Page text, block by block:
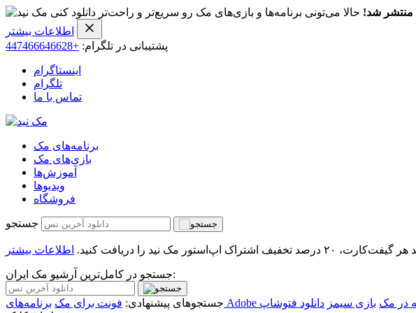
منتشر شد! حالا می‌تونی برنامه‌ها و بازی‌های مک رو سریع‌تر و راحت‌تر دانلود کنی
اطلاعات بیشتر
پشتیبانی در تلگرام: +447466646628
اینستاگرام
تلگرام
تماس با ما
برنامه‌های مک
بازی‌های مک
آموزش‌ها
ویدیو‌ها
فروشگاه
جستجو
اطلاعات بیشتر
جستجو در کامل‌ترین آرشیو مک ایران:
جستجوهای پیشنهادی: فونت برای مک در مک بازی سیمز دانلود فتوشاپ